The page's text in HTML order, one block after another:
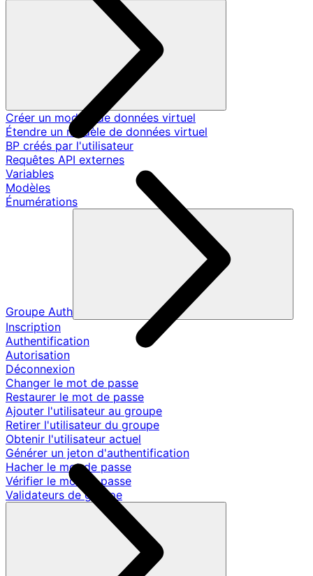
Créer un modèle de données virtuel
Étendre un modèle de données virtuel
BP créés par l'utilisateur
Requêtes API externes
Variables
Modèles
Énumérations
Groupe Auth
Inscription
Authentification
Autorisation
Déconnexion
Changer le mot de passe
Restaurer le mot de passe
Ajouter l'utilisateur au groupe
Retirer l'utilisateur du groupe
Obtenir l'utilisateur actuel
Générer un jeton d'authentification
Hacher le mot de passe
Vérifier le mot de passe
Validateurs de groupe